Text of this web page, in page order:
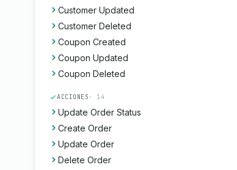
Customer Updated
Customer Deleted
Coupon Created
Coupon Updated
Coupon Deleted
ACCIONES · 14
Update Order Status
Create Order
Update Order
Delete Order